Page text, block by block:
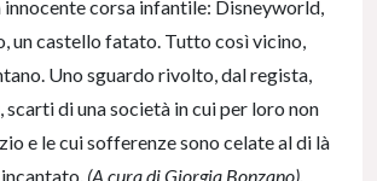
innocente corsa infantile: Disneyworld,
un castello fatato. Tutto così vicino,
Uno sguardo rivolto, dal regista,
di una società in cui per loro non
e le cui sofferenze sono celate al di là
(A cura di Giorgia Bonzano).